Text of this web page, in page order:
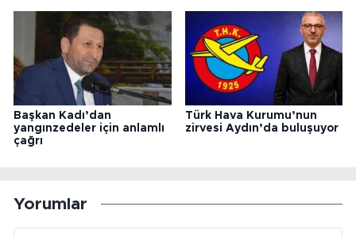
Başkan Kadı’dan
yangınzedeler için anlamlı
çağrı
Türk Hava Kurumu’nun
zirvesi Aydın’da buluşuyor
Yorumlar